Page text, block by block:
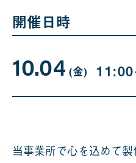
開催日時
10.04月
日
(金日
)
当事業所で心を込めて